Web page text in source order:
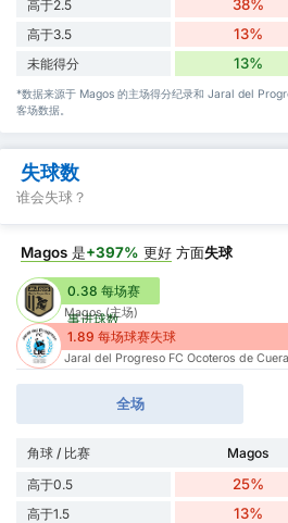
高于2.5 38%
高于3.5 13%
未能得分 13%
*数据来源于 Magos 的主场得分纪录和 Jaral del
客场数据。
失球数
谁会失球？
Magos 是+397% 更好 方面失球
0.38 每场赛
事进球数
Magos (主场)
1.89 每场球赛失球
Jaral del Progreso FC Ocoteros de
全场
角球 / 比赛 Magos
高于0.5
25%
高于1.5 13%